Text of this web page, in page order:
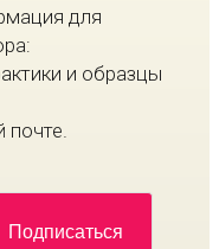
для
и образцы